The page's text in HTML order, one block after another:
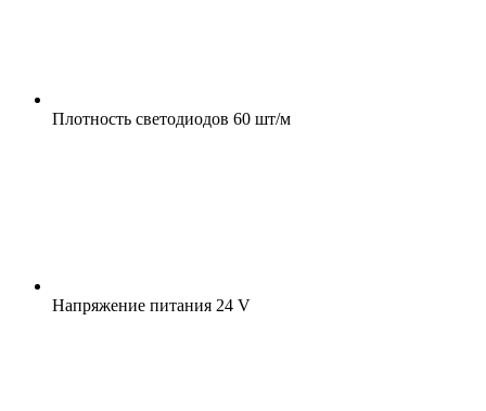
Плотность светодиодов 60 шт/м
Напряжение питания 24 V